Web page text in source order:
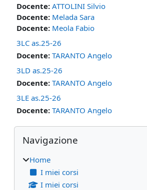
Docente: ATTOLINI Silvio
Docente: Melada Sara
Docente: Meola Fabio
3LC as.25-26
Docente: TARANTO Angelo
3LD as.25-26
Docente: TARANTO Angelo
3LE as.25-26
Docente: TARANTO Angelo
Blocchi
Salta Navigazione
Navigazione
Home
I miei corsi
I miei corsi